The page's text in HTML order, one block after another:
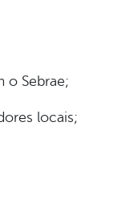
o Sebrae;
locais;